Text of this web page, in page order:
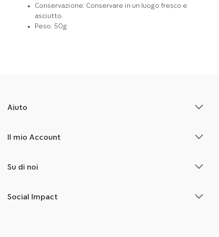
Conservazione: Conservare in un luogo fresco e
asciutto.
Peso: 50g
Aiuto
Il mio Account
Su di noi
Social Impact